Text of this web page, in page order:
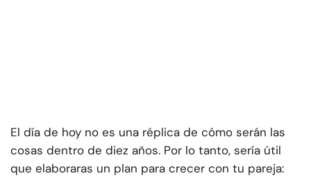
El día de hoy no es una réplica de cómo serán las
cosas dentro de diez años. Por lo tanto, sería útil
que elaboraras un plan para crecer con tu pareja: